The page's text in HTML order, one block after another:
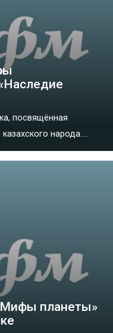
посвящённая
народа....
планеты»